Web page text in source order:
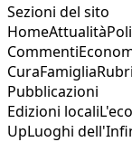
Sezioni del sito
HomeAttualità
Commenti
CuraFamiglia
Pubblicazioni
Edizioni locali
UpLuoghi